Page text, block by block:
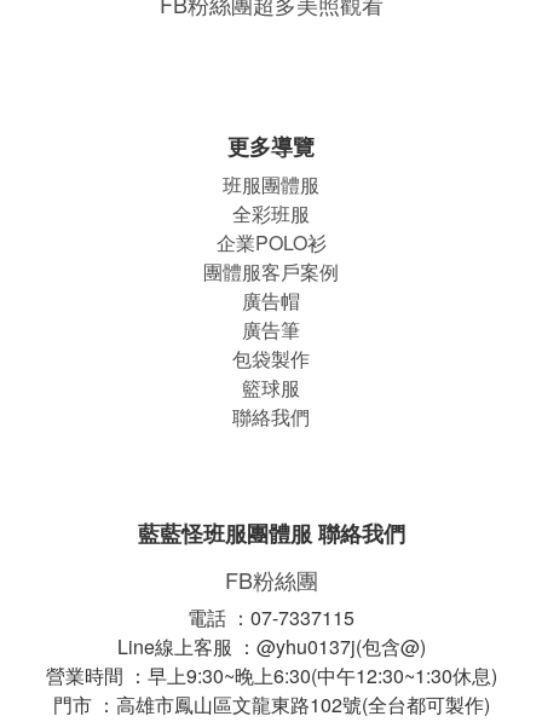
更多導覽
班服團體服
全彩班服
企業POLO衫
團體服客戶案例
廣告帽
廣告筆
包袋製作
籃球服
聯絡我們
藍藍怪班服團體服 聯絡我們
FB粉絲團
電話 ：07-7337115
Line線上客服 ：@yhu0137j(包含@)
營業時間 ：早上9:30~晚上6:30(中午12:30~1:30休息)
門市 ：高雄市鳳山區文龍東路102號(全台都可製作)